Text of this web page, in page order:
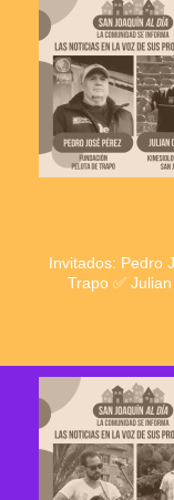
Invitados: Pedro
Trapo ✅